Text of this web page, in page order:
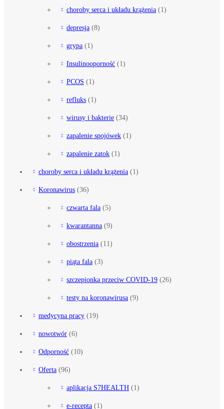
choroby serca i układu krążenia (1)
depresja (8)
grypa (1)
Insulinooporność (1)
PCOS (1)
refluks (1)
wirusy i bakterie (34)
zapalenie spojówek (1)
zapalenie zatok (1)
choroby serca i układu krążenia (1)
Koronawirus (36)
czwarta fala (5)
kwarantanna (9)
obostrzenia (11)
piąta fala (3)
szczepionka przeciw COVID-19 (26)
testy na koronawirusa (9)
medycyna pracy (19)
nowotwór (6)
Odporność (10)
Oferta (96)
aplikacja S7HEALTH (1)
e-recepta (1)